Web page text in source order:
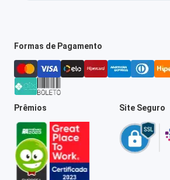
Formas de Pagamento
Prêmios Site Seguro